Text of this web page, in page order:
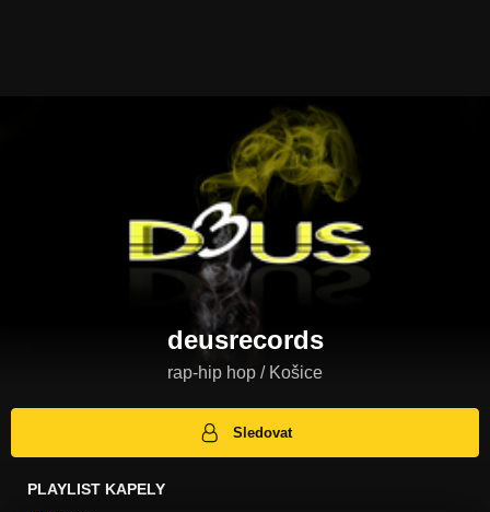
deusrecords
rap-hip hop / Košice
Sledovat
PLAYLIST KAPELY